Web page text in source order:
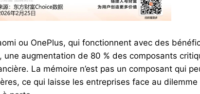
ou OnePlus, qui fonctionnent avec des
une augmentation de 80 % des composants
La mémoire n’est pas un composant qui
ce qui laisse les entreprises face au dilemme